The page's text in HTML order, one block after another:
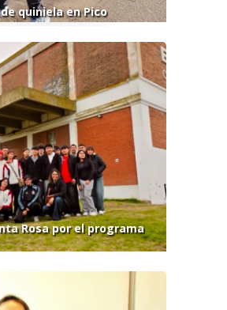
quiniela en Pico
Rosa por el programa